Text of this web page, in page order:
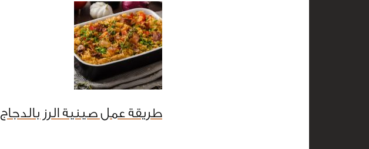
طريقة عمل صينية الرز بالدجاج